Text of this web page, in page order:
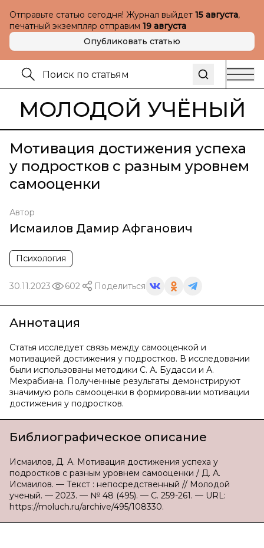
Отправьте статью сегодня! Журнал выйдет 15 августа,
печатный экземпляр отправим 19 августа
Опубликовать статью
МОЛОДОЙ УЧЁНЫЙ
Мотивация достижения успеха
у подростков с разным уровнем
самооценки
Автор
Исмаилов Дамир Афганович
Психология
30.11.2023 602 Поделиться
Аннотация
Статья исследует связь между самооценкой и
мотивацией достижения у подростков. В исследовании
были использованы методики С. А. Будасси и А.
Мехрабиана. Полученные результаты демонстрируют
значимую роль самооценки в формировании мотивации
достижения у подростков.
Библиографическое описание
Исмаилов, Д. А. Мотивация достижения успеха у
подростков с разным уровнем самооценки / Д. А.
Исмаилов. — Текст : непосредственный // Молодой
ученый. — 2023. — № 48 (495). — С. 259-261. — URL:
https://moluch.ru/archive/495/108330.